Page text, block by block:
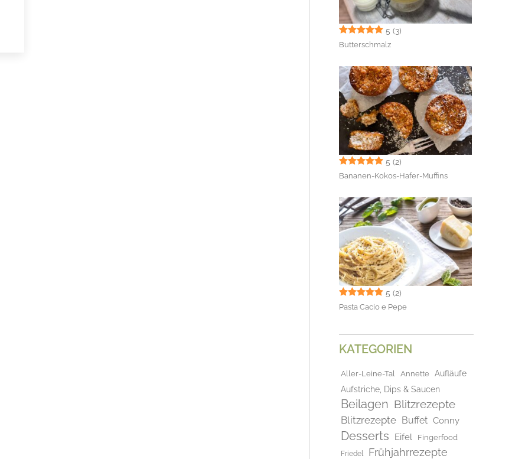
5 (3)
Butterschmalz
5 (2)
Bananen-Kokos-Hafer-Muffins
5 (2)
Pasta Cacio e Pepe
KATEGORIEN
Aller-Leine-Tal Annette
Aufläufe
Aufstriche, Dips & Saucen
Beilagen Blitzrezepte
Blitzrezepte Buffet Conny
Desserts Eifel Fingerfood
Friedel Frühjahrrezepte